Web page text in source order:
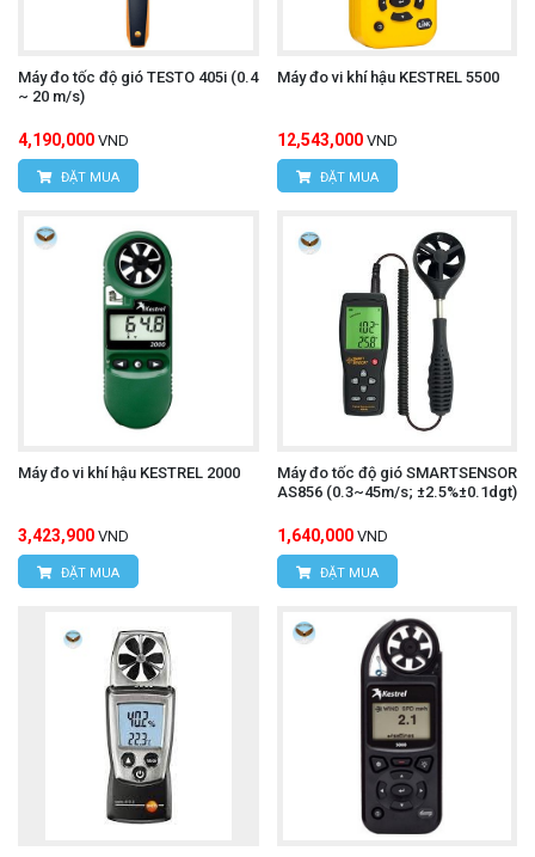
Máy đo tốc độ gió TESTO 405i (0.4
~ 20 m/s)
4,190,000 VND
ĐẶT MUA
Máy đo vi khí hậu KESTREL 5500
12,543,000 VND
ĐẶT MUA
Máy đo vi khí hậu KESTREL 2000
3,423,900 VND
ĐẶT MUA
Máy đo tốc độ gió SMARTSENSOR
AS856 (0.3~45m/s; ±2.5%±0.1dgt)
1,640,000 VND
ĐẶT MUA